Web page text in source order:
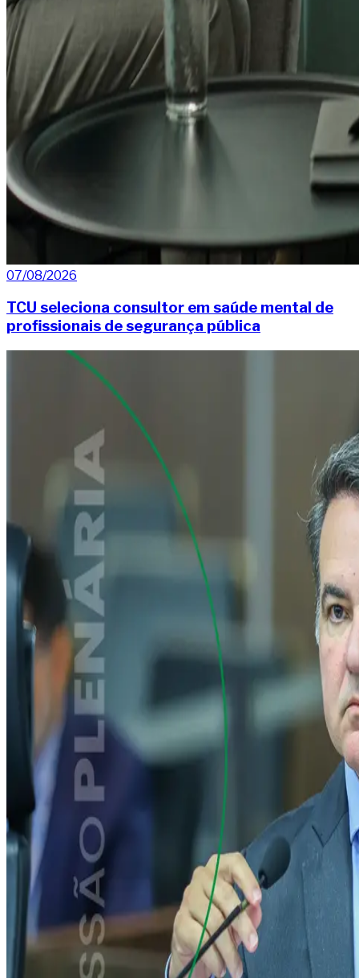
07/08/2026
TCU seleciona consultor em saúde mental de
profissionais de segurança pública